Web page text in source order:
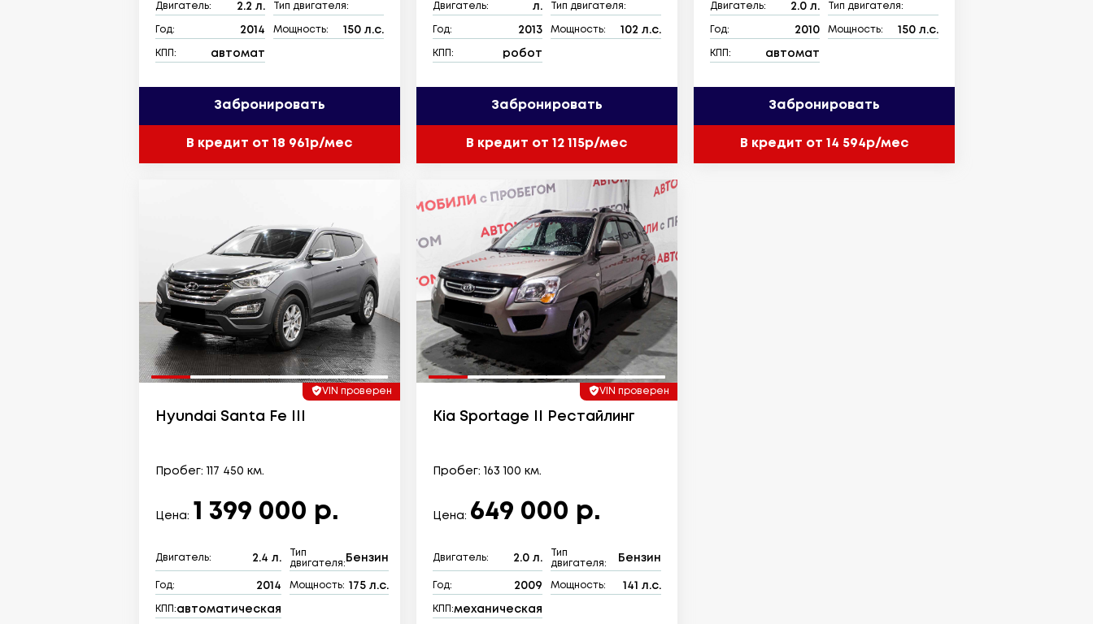
Двигатель: 2.2 л. Тип двигателя:
Год: 2014 Мощность: 150 л.с.
КПП: автомат
Забронировать
В кредит от 18 961р/мес
Двигатель: л. Тип двигателя:
Год: 2013 Мощность: 102 л.с.
КПП: робот
Забронировать
В кредит от 12 115р/мес
Двигатель: 2.0 л. Тип двигателя:
Год: 2010 Мощность: 150 л.с.
КПП: автомат
Забронировать
В кредит от 14 594р/мес
VIN проверен
Hyundai Santa Fe III
Пробег: 117 450 км.
Цена: 1 399 000 р.
Двигатель: 2.4 л.
Тип
двигателя:
Бензин
Год: 2014 Мощность: 175 л.с.
КПП:автоматическая
VIN проверен
Kia Sportage II Рестайлинг
Пробег: 163 100 км.
Цена: 649 000 р.
Двигатель: 2.0 л.
Тип
двигателя:
Бензин
Год: 2009 Мощность: 141 л.с.
КПП:механическая